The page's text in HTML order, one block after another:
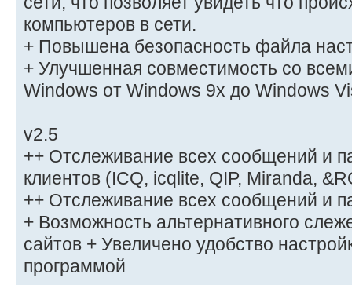
компьютеров в сети.
+ Повышена безопасность файла
+ Улучшенная совместимость со
Windows от Windows 9x до Windows
v2.5
++ Отслеживание всех сообщений и
клиентов (ICQ, icqlite, QIP, Miranda,
++ Отслеживание всех сообщений и
+ Возможность альтернативного
сайтов + Увеличено удобство
программой